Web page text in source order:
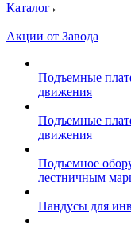
Каталог
Акции от Завода
Подъемные
движения
Подъемные
движения
Подъемное
лестничным
Пандусы для